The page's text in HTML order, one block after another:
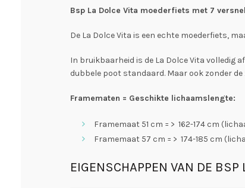
Bsp La Dolce Vita moederfiets met 7
De La Dolce Vita is een echte moederfiets,
In bruikbaarheid is de La Dolce Vita volledig
dubbele poot standaard. Maar ook zonder
Framematen = Geschikte lichaamslengte:
Framemaat 51 cm = > 162-174 cm
Framemaat 57 cm = > 174-185 cm
EIGENSCHAPPEN VAN DE BSP